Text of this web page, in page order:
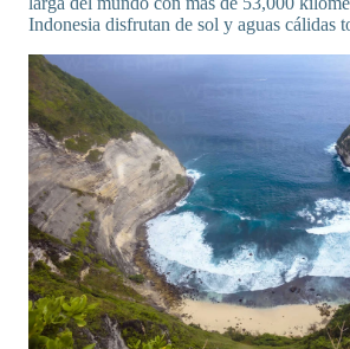
Indonesia disfrutan de sol y aguas cálidas